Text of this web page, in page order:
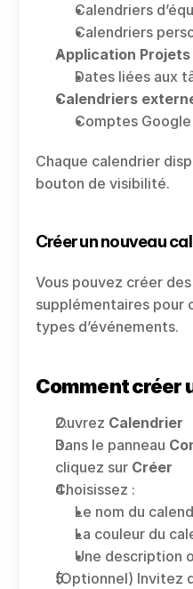
Calendriers
Calendriers
Application Projets
Dates liées aux
Calendriers
Comptes
Chaque calendrier
bouton de visibilité.
Créer un nouveau
Vous pouvez créer
supplémentaires pour
types d’événements.
Comment créer
Ouvrez Calendrier
Dans le panneau
cliquez sur Créer
Choisissez :
Le nom du
La couleur du
Une description
(Optionnel) Invitez